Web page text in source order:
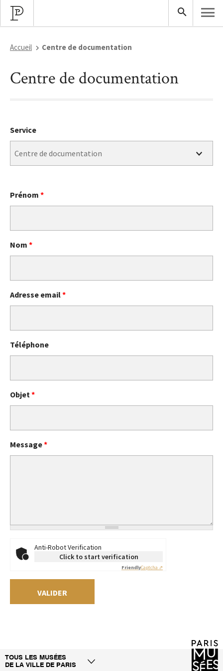
Accueil Centre de documentation
Centre de documentation
Service
Prénom *
Nom *
Adresse email*
Téléphone
Objet*
Message*
Anti-Robot Verification
Click to start verification
FriendlyCaptcha ⇗
TOUS LES MUSÉES
DE LA VILLE DE PARIS